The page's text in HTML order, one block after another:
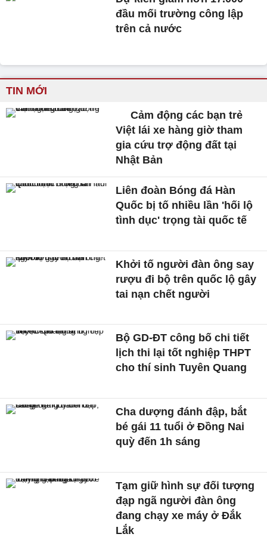
đầu mối trường công lập
trên cả nước
TIN MỚI
Cảm động các bạn trẻ
Việt lái xe hàng giờ tham
gia cứu trợ động đất tại
Nhật Bản
Liên đoàn Bóng đá Hàn
Quốc bị tố nhiều lần 'hối lộ
tình dục' trọng tài quốc tế
Khởi tố người đàn ông say
rượu đi bộ trên quốc lộ gây
tai nạn chết người
Bộ GD-ĐT công bố chi tiết
lịch thi lại tốt nghiệp THPT
cho thí sinh Tuyên Quang
Cha dượng đánh đập, bắt
bé gái 11 tuổi ở Đồng Nai
quỳ đến 1h sáng
Tạm giữ hình sự đối tượng
đạp ngã người đàn ông
đang chạy xe máy ở Đắk
Lắk